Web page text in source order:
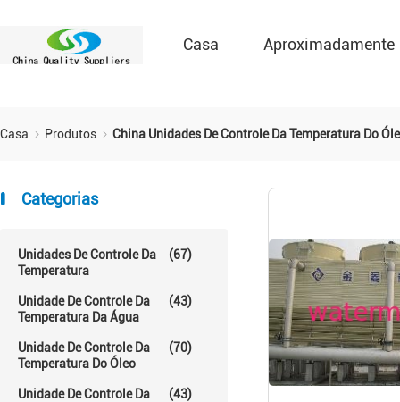
Casa Aproximadamente
Casa Produtos China Unidades De Controle Da Temperatura Do
Categorias
Unidades De Controle Da
Temperatura
(67)
Unidade De Controle Da
Temperatura Da Água
(43)
Unidade De Controle Da
Temperatura Do Óleo
(70)
Unidade De Controle Da
(43)